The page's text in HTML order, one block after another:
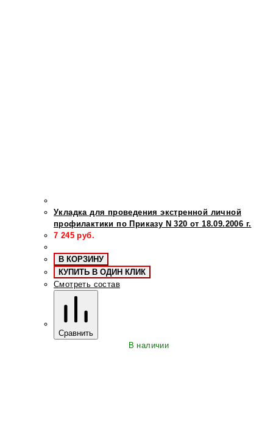
Укладка для проведения экстренной личной
профилактики по Приказу N 320 от 18.09.2006 г.
7 245 руб.
В КОРЗИНУ
КУПИТЬ В ОДИН КЛИК
Смотреть состав
Сравнить
В наличии